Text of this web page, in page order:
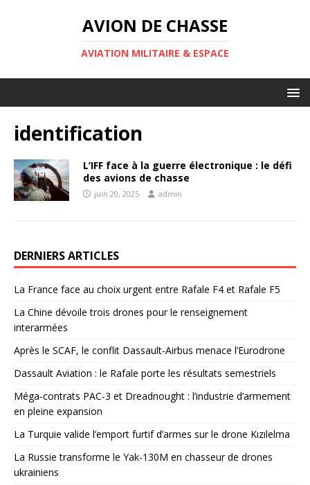
AVION DE CHASSE
AVIATION MILITAIRE & ESPACE
identification
L’IFF face à la guerre électronique : le défi
des avions de chasse
juin 20, 2025 admin
DERNIERS ARTICLES
La France face au choix urgent entre Rafale F4 et Rafale F5
La Chine dévoile trois drones pour le renseignement
interarmées
Après le SCAF, le conflit Dassault-Airbus menace l’Eurodrone
Dassault Aviation : le Rafale porte les résultats semestriels
Méga-contrats PAC-3 et Dreadnought : l’industrie d’armement
en pleine expansion
La Turquie valide l’emport furtif d’armes sur le drone Kızılelma
La Russie transforme le Yak-130M en chasseur de drones
ukrainiens